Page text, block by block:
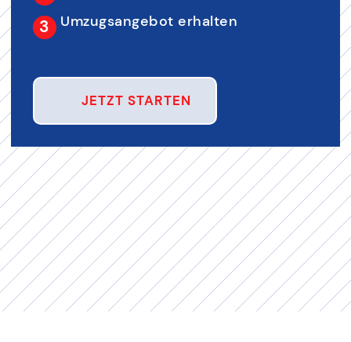
Umzugsangebot erhalten
JETZT STARTEN